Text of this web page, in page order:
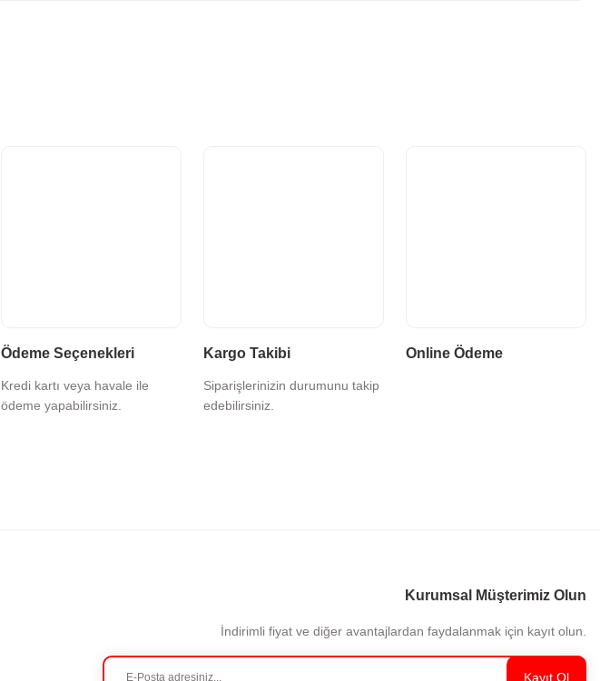
Ödeme Seçenekleri
Kredi kartı veya havale ile
ödeme yapabilirsiniz.
Kargo Takibi
Siparişlerinizin durumunu takip
edebilirsiniz.
Online Ödeme
Kurumsal Müşterimiz Olun
İndirimli fiyat ve diğer avantajlardan faydalanmak için kayıt olun.
Kayıt Ol